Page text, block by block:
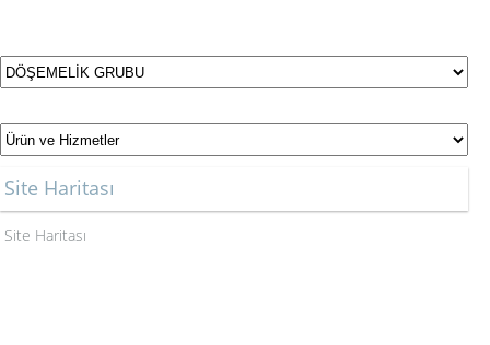
Site Haritası
Site Haritası